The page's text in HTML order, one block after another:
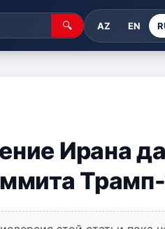
🔍 AZ EN
Ирана